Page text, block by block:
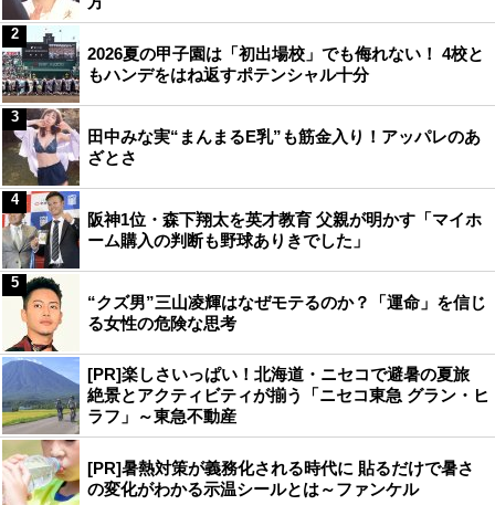
2026夏の甲子園は「初出場校」でも侮れない！ 4校と
もハンデをはね返すポテンシャル十分
2
田中みな実“まんまるE乳”も筋金入り！アッパレのあ
ざとさ
3
阪神1位・森下翔太を英才教育 父親が明かす「マイホ
ーム購入の判断も野球ありきでした」
4
“クズ男”三山凌輝はなぜモテるのか？「運命」を信じ
る女性の危険な思考
5
[PR]楽しさいっぱい！北海道・ニセコで避暑の夏旅
絶景とアクティビティが揃う「ニセコ東急 グラン・ヒ
ラフ」～東急不動産
[PR]暑熱対策が義務化される時代に 貼るだけで暑さ
の変化がわかる示温シールとは～ファンケル